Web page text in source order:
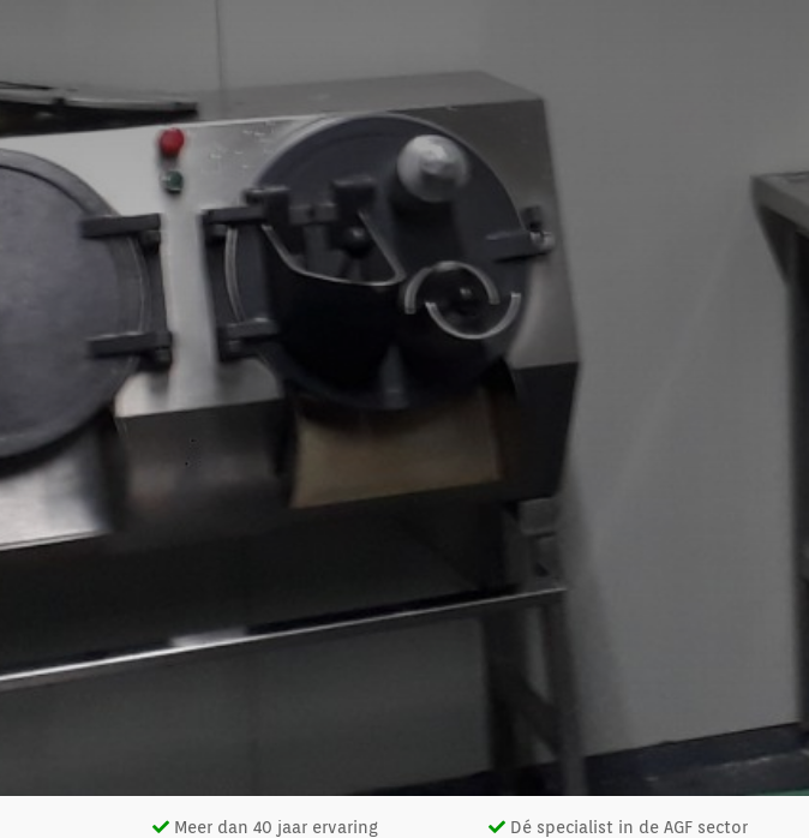
Meer dan 40 jaar ervaring Dé specialist in de AGF sector